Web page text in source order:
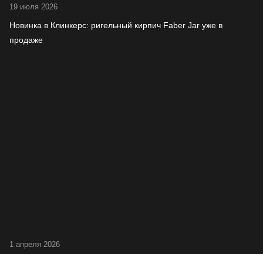
19 июля 2026
Новинка в Клинкерс: ригельный кирпич Faber Jar уже в
продаже
1 апреля 2026